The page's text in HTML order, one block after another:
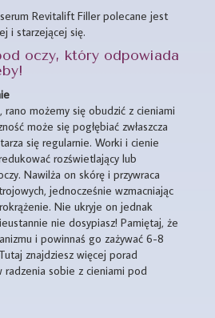
Revitalift Filler polecane jest
i starzejącej się.
oczy, który odpowiada
możemy się obudzić z cieniami
może się pogłębiać zwłaszcza
się regularnie. Worki i cienie
rozświetlający lub
Nawilża on skórę i przywraca
jednocześnie wzmacniając
Nie ukryje on jednak
nie dosypiasz! Pamiętaj, że
i powinnaś go zażywać 6-8
znajdziesz więcej porad
radzenia sobie z cieniami pod